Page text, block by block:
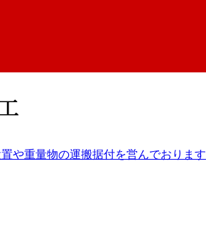
や重量物の運搬据付を営んでおります